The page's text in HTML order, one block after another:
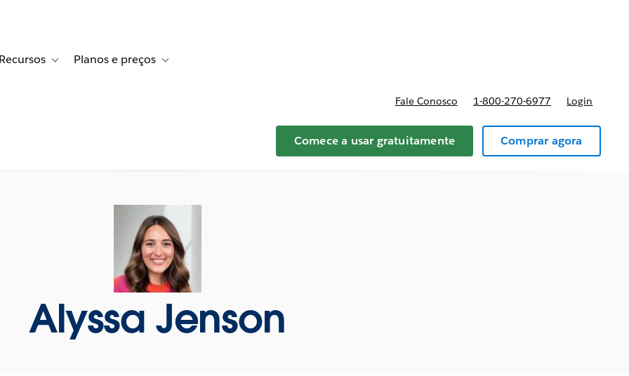
Histórias de clientes
sub-navigation for Soluções
Recursos Toggle sub-navigation for Recursos
Planos e preços Toggle sub-navigation for Planos e preços
Fale Conosco 1-800-270-6977 Login
Comece a usar gratuitamente Comprar agora
Alyssa Jenson